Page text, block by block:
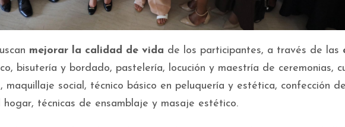
mejorar la calidad de vida de los participantes, a través de las
bisutería y bordado, pastelería, locución y maestría de ceremonias,
maquillaje social, técnico básico en peluquería y estética, confección
hogar, técnicas de ensamblaje y masaje estético.